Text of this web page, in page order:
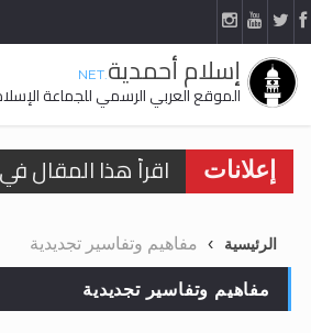
إسلام أحمدية.NET
الموقع العربي الرسمي للجماعة
إعلانات
الحجّ.. دلالات،
تعميم هامّ لأفراد
الرئيسية مفاهيم وتفاسير تجديدية
مفاهيم وتفاسير تجديدية